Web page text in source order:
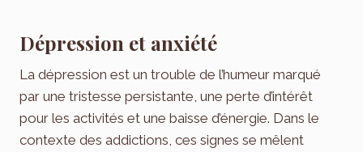
Dépression et anxiété
La dépression est un trouble de l’humeur marqué
par une tristesse persistante, une perte d’intérêt
pour les activités et une baisse d’énergie. Dans le
contexte des addictions, ces signes se mêlent